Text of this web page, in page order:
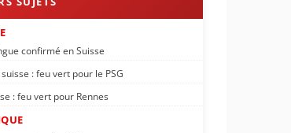
confirmé en Suisse
: feu vert pour le PSG
: feu vert pour Rennes